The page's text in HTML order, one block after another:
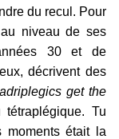
du recul. Pour
niveau de ses
30 et de
décrivent des
get the
Tu
moments était la